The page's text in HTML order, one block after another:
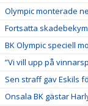
Olympic monterade
Fortsatta
BK Olympic speciell
”Vi vill upp på
Sen straff gav Eskils
Onsala BK gästar